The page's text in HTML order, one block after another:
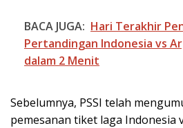
BACA JUGA: Hari Terakhir
Pertandingan Indonesia vs
dalam 2 Menit
Sebelumnya, PSSI telah
pemesanan tiket laga Indonesia